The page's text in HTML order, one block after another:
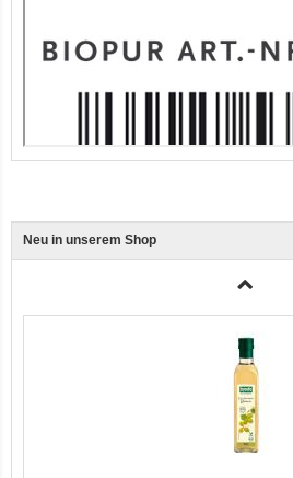
Neu in unserem Shop
Ente, Reis und Karotten 400g